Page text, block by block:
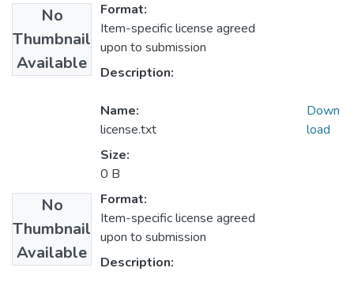
No
Thumbnail
Available
Format:
Item-specific license agreed
upon to submission
Description:
No
Thumbnail
Available
Name:
license.txt
Size:
0 B
Format:
Item-specific license agreed
upon to submission
Description:
Down
load